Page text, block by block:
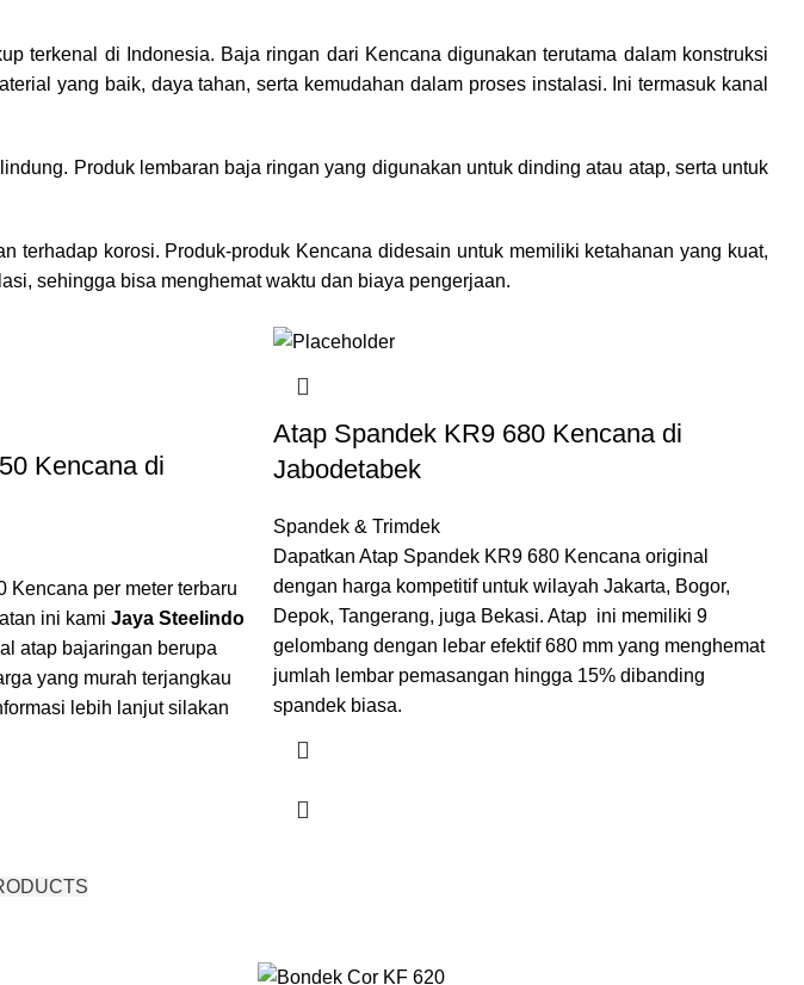
terkenal di Indonesia. Baja ringan dari Kencana digunakan terutama dalam konstruksi
yang baik, daya tahan, serta kemudahan dalam proses instalasi. Ini termasuk kanal
Produk lembaran baja ringan yang digunakan untuk dinding atau atap, serta untuk
korosi. Produk-produk Kencana didesain untuk memiliki ketahanan yang kuat,
sehingga bisa menghemat waktu dan biaya pengerjaan.
Kencana di
Kencana per meter terbaru
ini kami Jaya Steelindo
atap bajaringan berupa
yang murah terjangkau
lebih lanjut silakan
Atap Spandek KR9 680 Kencana di
Jabodetabek
Spandek & Trimdek
Dapatkan Atap Spandek KR9 680 Kencana original
dengan harga kompetitif untuk wilayah Jakarta, Bogor,
Depok, Tangerang, juga Bekasi. Atap ini memiliki 9
gelombang dengan lebar efektif 680 mm yang menghemat
jumlah lembar pemasangan hingga 15% dibanding
spandek biasa.